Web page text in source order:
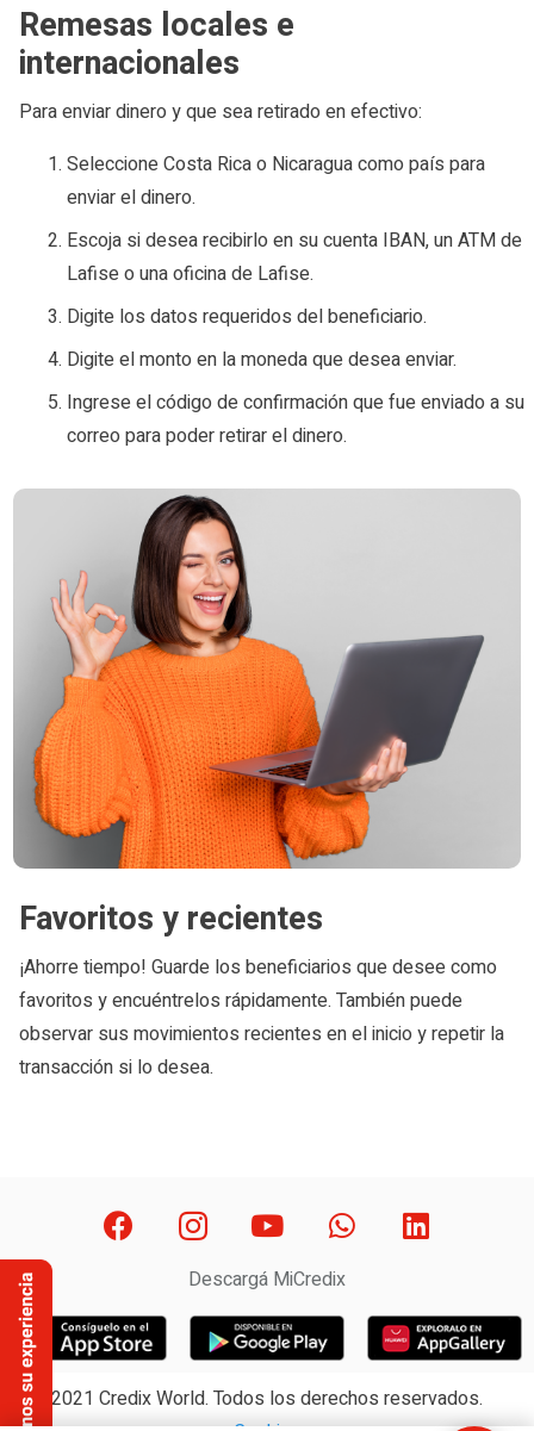
Remesas locales e
internacionales
Para enviar dinero y que sea retirado en efectivo:
Seleccione Costa Rica o Nicaragua como país para
enviar el dinero.
Escoja si desea recibirlo en su cuenta IBAN, un ATM de
Lafise o una oficina de Lafise.
Digite los datos requeridos del beneficiario.
Digite el monto en la moneda que desea enviar.
Ingrese el código de confirmación que fue enviado a su
correo para poder retirar el dinero.
Favoritos y recientes
¡Ahorre tiempo! Guarde los beneficiarios que desee como
favoritos y encuéntrelos rápidamente. También puede
observar sus movimientos recientes en el inicio y repetir la
transacción si lo desea.
Descargá MiCredix
2021 Credix World. Todos los derechos reservados.